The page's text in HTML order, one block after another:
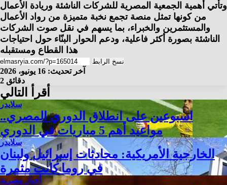
وتأتي أهمية الجمعية المصرية للشركات الناشئة وريادة الأعمال
من كونها تمثل منصة تجمع نخبة متميزة من رواد الأعمال
والمستثمرين والخبراء، بما يسهم في نقل صوت الشركات
الناشئة بصورة أكثر فاعلية، ودعم الحوار البنّاء حول احتياجات
هذا القطاع ومستقبله
نسخ الرابط
آخر تحديث: 16 يونيو، 2026
2 دقائق
أقرأ التالي
سلايدر
اسبوعين على انطلاق الدوري المصري..
مواعيد أهم 5 مباريات في الدوري
سلايدر
الخارجية الأمريكية: محادثات إسرائيل ولبنان
في روما كانت مثمرة
أخبار مصرية